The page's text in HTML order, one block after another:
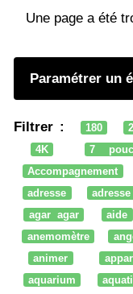
Une page a été
Paramétrer un
Filtrer : 180
4K
7
Accompagnement
adresse
agar agar
aide
anemomètre
animer
aquarium